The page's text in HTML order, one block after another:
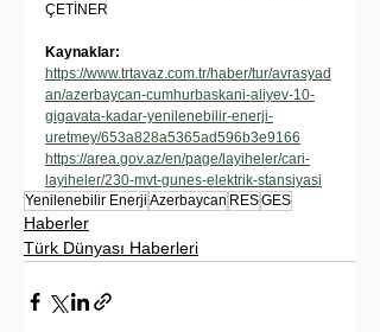
ÇETİNER
Kaynaklar:
https://www.trtavaz.com.tr/haber/tur/avrasyad
an/azerbaycan-cumhurbaskani-aliyev-10-
gigavata-kadar-yenilenebilir-enerji-
uretmey/653a828a5365ad596b3e9166
https://area.gov.az/en/page/layiheler/cari-
layiheler/230-mvt-gunes-elektrik-stansiyasi
Yenilenebilir Enerji Azerbaycan RESGES
Haberler
Türk Dünyası Haberleri